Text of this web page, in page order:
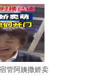
管阿姨撒娇卖